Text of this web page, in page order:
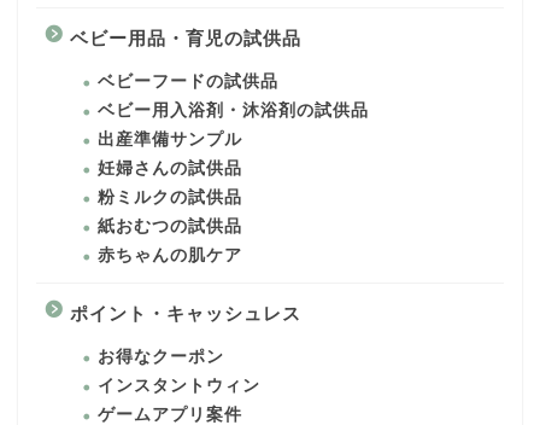
ベビー用品・育児の試供品
ベビーフードの試供品
ベビー用入浴剤・沐浴剤の試供品
出産準備サンプル
妊婦さんの試供品
粉ミルクの試供品
紙おむつの試供品
赤ちゃんの肌ケア
ポイント・キャッシュレス
お得なクーポン
インスタントウィン
ゲームアプリ案件